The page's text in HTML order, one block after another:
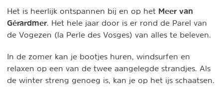
Het is heerlijk ontspannen bij en op het Meer van
Gérardmer . Het hele jaar door is er rond de Parel van
de Vogezen (la Perle des Vosges) van alles te beleven.
In de zomer kan je bootjes huren, windsurfen en
relaxen op een van de twee aangelegde strandjes. Als
de winter streng genoeg is, kan je op het ijs schaatsen.